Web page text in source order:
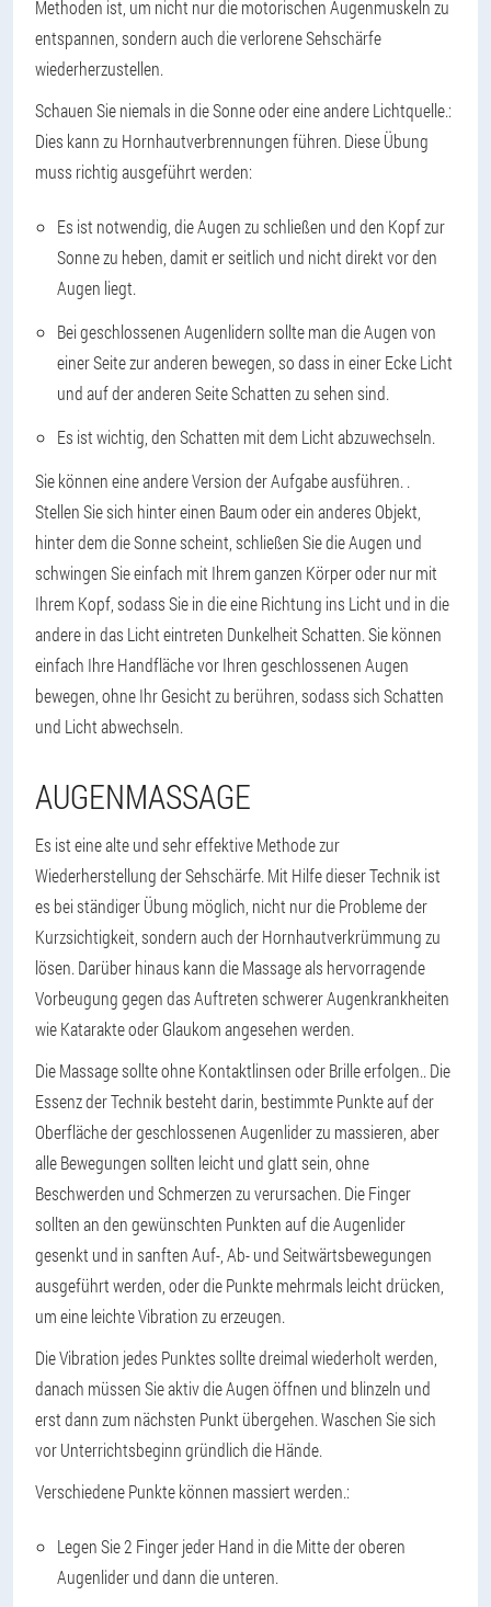
Methoden ist, um nicht nur die motorischen Augenmuskeln zu
entspannen, sondern auch die verlorene Sehschärfe
wiederherzustellen.
Schauen Sie niemals in die Sonne oder eine andere Lichtquelle.:
Dies kann zu Hornhautverbrennungen führen. Diese Übung
muss richtig ausgeführt werden:
Es ist notwendig, die Augen zu schließen und den Kopf zur
Sonne zu heben, damit er seitlich und nicht direkt vor den
Augen liegt.
Bei geschlossenen Augenlidern sollte man die Augen von
einer Seite zur anderen bewegen, so dass in einer Ecke Licht
und auf der anderen Seite Schatten zu sehen sind.
Es ist wichtig, den Schatten mit dem Licht abzuwechseln.
Sie können eine andere Version der Aufgabe ausführen..
Stellen Sie sich hinter einen Baum oder ein anderes Objekt,
hinter dem die Sonne scheint, schließen Sie die Augen und
schwingen Sie einfach mit Ihrem ganzen Körper oder nur mit
Ihrem Kopf, sodass Sie in die eine Richtung ins Licht und in die
andere in das Licht eintreten Dunkelheit Schatten. Sie können
einfach Ihre Handfläche vor Ihren geschlossenen Augen
bewegen, ohne Ihr Gesicht zu berühren, sodass sich Schatten
und Licht abwechseln.
AUGENMASSAGE
Es ist eine alte und sehr effektive Methode zur
Wiederherstellung der Sehschärfe. Mit Hilfe dieser Technik ist
es bei ständiger Übung möglich, nicht nur die Probleme der
Kurzsichtigkeit, sondern auch der Hornhautverkrümmung zu
lösen. Darüber hinaus kann die Massage als hervorragende
Vorbeugung gegen das Auftreten schwerer Augenkrankheiten
wie Katarakte oder Glaukom angesehen werden.
Die Massage sollte ohne Kontaktlinsen oder Brille erfolgen.. Die
Essenz der Technik besteht darin, bestimmte Punkte auf der
Oberfläche der geschlossenen Augenlider zu massieren, aber
alle Bewegungen sollten leicht und glatt sein, ohne
Beschwerden und Schmerzen zu verursachen. Die Finger
sollten an den gewünschten Punkten auf die Augenlider
gesenkt und in sanften Auf-, Ab- und Seitwärtsbewegungen
ausgeführt werden, oder die Punkte mehrmals leicht drücken,
um eine leichte Vibration zu erzeugen.
Die Vibration jedes Punktes sollte dreimal wiederholt werden,
danach müssen Sie aktiv die Augen öffnen und blinzeln und
erst dann zum nächsten Punkt übergehen. Waschen Sie sich
vor Unterrichtsbeginn gründlich die Hände.
Verschiedene Punkte können massiert werden.:
Legen Sie 2 Finger jeder Hand in die Mitte der oberen
Augenlider und dann die unteren.